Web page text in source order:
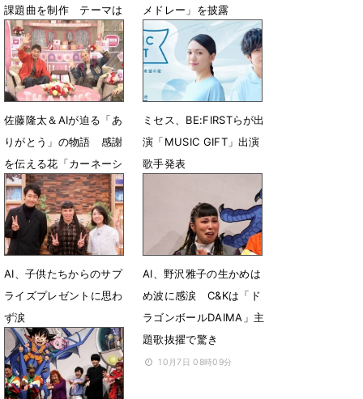
課題曲を制作 テーマは
「どきん」
10月13日 20時41分
メドレー」を披露
10月7日 12時00分
佐藤隆太＆AIが迫る「あ
りがとう」の物語 感謝
を伝える花「カーネーシ
ョン」に迫る
7月13日 10時00分
ミセス、BE:FIRSTらが出
演「MUSIC GIFT」出演
歌手発表
AI、子供たちからのサプ
ライズプレゼントに思わ
ず涙
2月21日 00時46分
AI、野沢雅子の生かめは
め波に感涙 C&Kは「ド
ラゴンボールDAIMA」主
題歌抜擢で驚き
10月7日 08時09分